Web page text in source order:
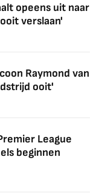
opeens uit naar
verslaan'
Raymond van
ooit'
League
beginnen